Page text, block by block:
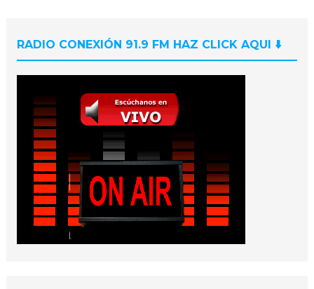
RADIO CONEXIÓN 91.9 FM HAZ CLICK AQUI ⬇️